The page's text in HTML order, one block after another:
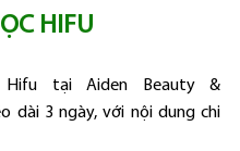
HIFU
Hifu tại Aiden Beauty &
dài 3 ngày, với nội dung chi